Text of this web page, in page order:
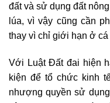
đất và sử dụng đất
lúa, vì vậy cũng cần
thay vì chỉ giới hạn ở cá
Với Luật Đất đai hiện
kiện để tổ chức kinh
nhượng quyền sử